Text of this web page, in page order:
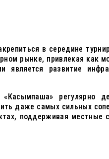
в середине
рынке, привлекая как
является развитие
регулярно
даже самых сильных
поддерживая местные